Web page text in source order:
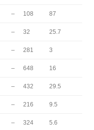
– 108 87
– 32 25.7
– 281 3
– 648 16
– 432 29.5
– 216 9.5
– 324 5.6